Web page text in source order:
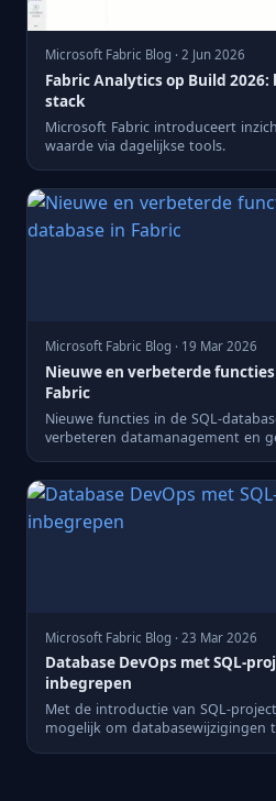
Microsoft Fabric Blog · 2 Jun 2026
Fabric Analytics op Build
stack
Microsoft Fabric introduceert
waarde via dagelijkse tools.
Microsoft Fabric Blog · 19 Mar 2026
Nieuwe en verbeterde functies
Fabric
Nieuwe functies in de SQL-
verbeteren datamanagement en
Microsoft Fabric Blog · 23 Mar 2026
Database DevOps met SQL-
inbegrepen
Met de introductie van SQL-
mogelijk om databasewijzigingen